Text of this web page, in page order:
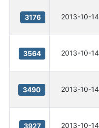
2013-10-14
3176
2013-10-14
3564
2013-10-14
3490
2013-10-14
3927